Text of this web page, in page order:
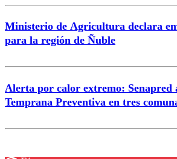
Ministerio de Agricultura declara
para la región de Ñuble
Alerta por calor extremo: Senapred
Temprana Preventiva en tres